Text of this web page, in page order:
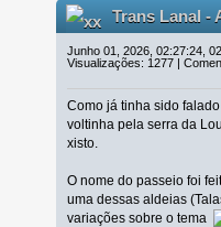
Trans Lanal -
Lousã
Junho 01, 2026, 02:27:24,
Visualizações: 1277 |
Como já tinha sido
voltinha pela serra da
xisto.
O nome do passeio foi
uma dessas aldeias
variações sobre o tema